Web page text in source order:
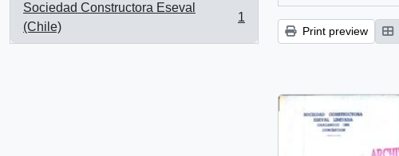
Sociedad Constructora Eseval
(Chile)
, 1 results
1
Print preview